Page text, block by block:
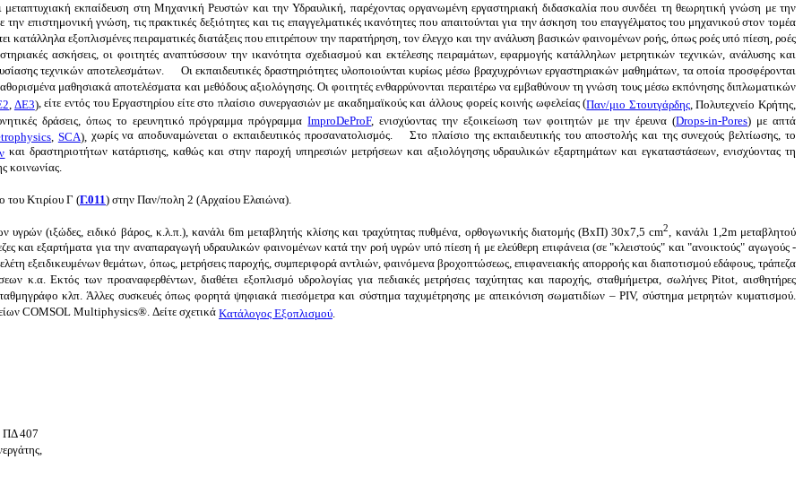
εκπαίδευση στη Μηχανική Ρευστών και την Υδραυλική, παρέχοντας οργανωμένη εργαστηριακή διδασκαλία που συνδέει τη θεωρητική γνώση με την
επιστημονική γνώση, τις πρακτικές δεξιότητες και τις επαγγελματικές ικανότητες που απαιτούνται για την άσκηση του επαγγέλματος του μηχανικού στον τομέα
κατάλληλα εξοπλισμένες πειραματικές διατάξεις που επιτρέπουν την παρατήρηση, τον έλεγχο και την ανάλυση βασικών φαινομένων ροής, όπως ροές υπό πίεση, ροές
ασκήσεις, οι φοιτητές αναπτύσσουν την ικανότητα σχεδιασμού και εκτέλεσης πειραμάτων, εφαρμογής κατάλληλων μετρητικών τεχνικών, ανάλυσης και
τεχνικών αποτελεσμάτων. Οι εκπαιδευτικές δραστηριότητες υλοποιούνται κυρίως μέσω βραχυχρόνιων εργαστηριακών μαθημάτων, τα οποία προσφέρονται
μαθησιακά αποτελέσματα και μεθόδους αξιολόγησης. Οι φοιτητές ενθαρρύνονται περαιτέρω να εμβαθύνουν τη γνώση τους μέσω εκπόνησης διπλωματικών
, ΔΕ3), είτε εντός του Εργαστηρίου είτε στο πλαίσιο συνεργασιών με ακαδημαϊκούς και άλλους φορείς κοινής ωφελείας (Παν/μιο Στουτγάρδης, Πολυτεχνείο Κρήτης,
δράσεις, όπως το ερευνητικό πρόγραμμαπρόγραμμαImproDeProF,ενισχύοντας την εξοικείωση των φοιτητών με την έρευνα (Drops-in-Pores) με απτά
, SCA), χωρίς να αποδυναμώνεται ο εκπαιδευτικός προσανατολισμός. Στο πλαίσιο της εκπαιδευτικής του αποστολής και της συνεχούς βελτίωσης, το
και δραστηριοτήτων κατάρτισης, καθώς και στην παροχή υπηρεσιών μετρήσεων και αξιολόγησης υδραυλικών εξαρτημάτων και εγκαταστάσεων, ενισχύοντας τη
κοινωνίας.
του Κτιρίου Γ (Γ.011) στην Παν/πολη 2 (Αρχαίου Ελαιώνα).
υγρών (ιξώδες, ειδικό βάρος, κ.λ.π.), κανάλι 6m μεταβλητής κλίσης και τραχύτητας πυθμένα, ορθογωνικής διατομής (BxΠ) 30x7,5 cm2 , κανάλι 1,2m μεταβλητού
και εξαρτήματα για την αναπαραγωγή υδραυλικών φαινομένων κατά την ροή υγρών υπό πίεση ή με ελεύθερη επιφάνεια (σε "κλειστούς" και "ανοικτούς" αγωγούς -
εξειδικευμένων θεμάτων, όπως, μετρήσεις παροχής, συμπεριφορά αντλιών, φαινόμενα βροχοπτώσεως, επιφανειακής απορροής και διαποτισμού εδάφους, τράπεζα
κ.α. Εκτός των προαναφερθέντων, διαθέτει εξοπλισμό υδρολογίας για πεδιακές μετρήσεις ταχύτητας και παροχής, σταθμήμετρα, σωλήνες Pitot, αισθητήρες
κλπ. Άλλες συσκευές όπως φορητά ψηφιακά πιεσόμετρα και σύστημα ταχυμέτρησης με απεικόνιση σωματιδίων – PIV, σύστημα μετρητών κυματισμού.
COMSOL Multiphysics®. Δείτε σχετικά Κατάλογος Εξοπλισμού.
ΠΔ 407